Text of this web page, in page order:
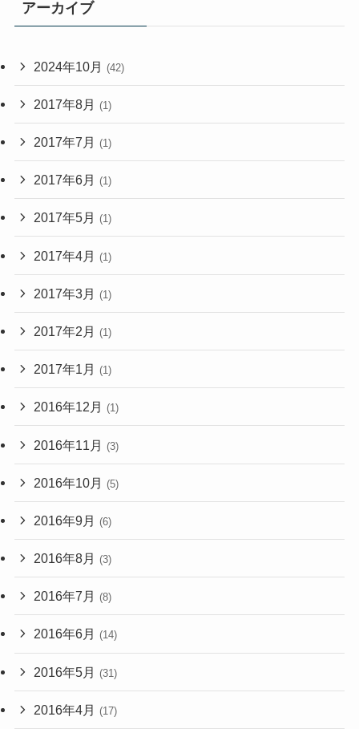
アーカイブ
2024年10月 (42)
2017年8月 (1)
2017年7月 (1)
2017年6月 (1)
2017年5月 (1)
2017年4月 (1)
2017年3月 (1)
2017年2月 (1)
2017年1月 (1)
2016年12月 (1)
2016年11月 (3)
2016年10月 (5)
2016年9月 (6)
2016年8月 (3)
2016年7月 (8)
2016年6月 (14)
2016年5月 (31)
2016年4月 (17)